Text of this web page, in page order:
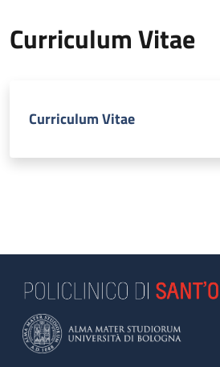
Curriculum Vitae
Curriculum Vitae